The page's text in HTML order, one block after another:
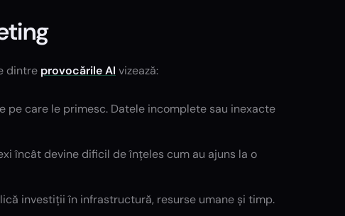
dintre provocările AI vizează:
care le primesc. Datele incomplete sau inexacte
încât devine dificil de înțeles cum au ajuns la o
investiții în infrastructură, resurse umane și timp.